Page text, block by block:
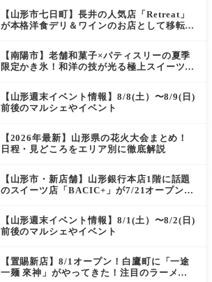
【山形市七日町】長井の人気店「Retreat」
が本格洋食デリ＆ワインのお店として移転オ
【南陽市】老舗和菓子×パティスリーの夏季
限定かき氷！和洋の技が光る極上スイーツ｜
【山形週末イベント情報】8/8(土）〜8/9(日)
前後のマルシェやイベント
【2026年最新】山形県の花火大会まとめ！
日程・見どころをエリア別に徹底解説
【山形市・新店舗】山形銀行本店1階に話題
のスイーツ店「BACIC+」が7/21オープン！
【山形週末イベント情報】8/1(土）〜8/2(日)
前後のマルシェやイベント
【置賜新店】8/1オープン！白鷹町に「一途
一麺 來神」がやってきた！注目のラーメン